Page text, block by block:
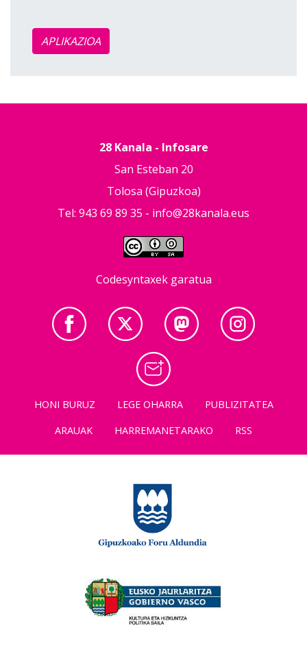
APLIKAZIOA
28 Kanala - Infosare
San Esteban 20
Tolosa (Gipuzkoa)
Tel: 943 69 89 35 - info@28kanala.eus
Codesyntaxek garatua
HONI BURUZ LEGE OHARRA
PUBLIZITATEA
ARAUAK
HARREMANETARAKO RSS